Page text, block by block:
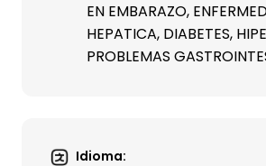
EN EMBARAZO,
HEPATICA, DIABETES,
PROBLEMAS
Idioma: